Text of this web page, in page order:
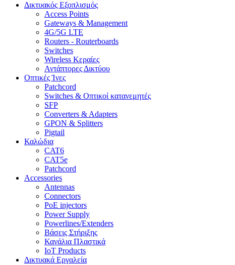
Δικτυακός Εξοπλισμός
Access Points
Gateways & Management
4G/5G LTE
Routers - Routerboards
Switches
Wireless Κεραίες
Αντάπτορες Δικτύου
Οπτικές Ίνες
Patchcord
Switches & Οπτικοί κατανεμητές
SFP
Converters & Adapters
GPON & Splitters
Pigtail
Καλώδια
CAT6
CAT5e
Patchcord
Accessories
Antennas
Connectors
PoE injectors
Power Supply
Powerlines/Extenders
Βάσεις Στήριξης
Κανάλια Πλαστικά
IoT Products
Δικτυακά Εργαλεία